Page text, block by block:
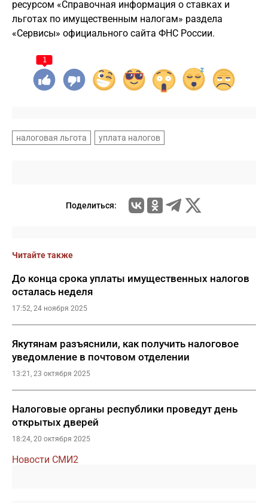
ресурсом «Справочная информация о ставках и
льготах по имущественным налогам» раздела
«Сервисы» официального сайта ФНС России.
1
налоговая льгота уплата налогов
Поделиться:
Читайте также
До конца срока уплаты имущественных налогов
осталась неделя
17:52, 24 ноября 2025
Якутянам разъяснили, как получить налоговое
уведомление в почтовом отделении
13:21, 23 октября 2025
Налоговые органы республики проведут день
открытых дверей
18:24, 20 октября 2025
Новости СМИ2